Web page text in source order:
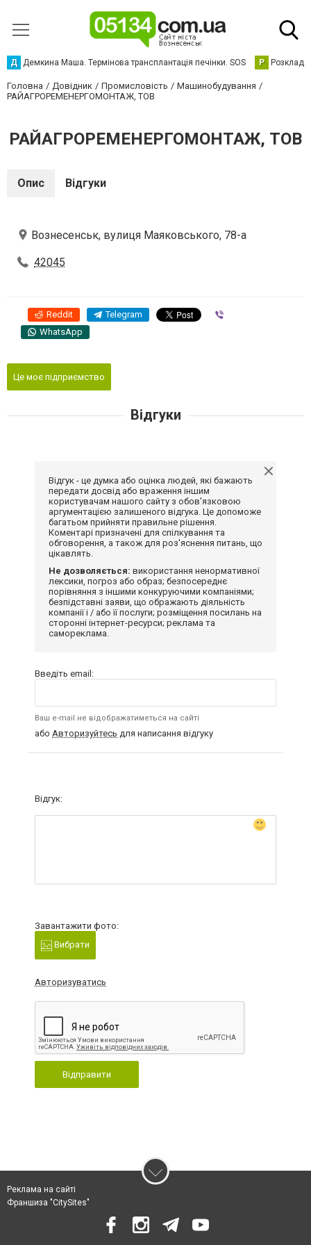
Д Демкина Маша. Термінова трансплантація печінки. SOS Р Розклад
Головна Довідник Промисловість
Машинобудування
РАЙАГРОРЕМЕНЕРГОМОНТАЖ, ТОВ
РАЙАГРОРЕМЕНЕРГОМОНТАЖ, ТОВ
Опис Відгуки
Вознесенськ, вулиця Маяковського, 78-а
42045
Reddit Telegram
WhatsApp
Це моє підприємство
Відгуки
Відгук - це думка або оцінка людей, які бажають
передати досвід або враження іншим
користувачам нашого сайту з обов'язковою
аргументацією залишеного відгука. Це допоможе
багатьом прийняти правильне рішення.
Коментарі призначені для спілкування та
обговорення, а також для роз'яснення питань, що
цікавлять.
Не дозволяється: використання ненормативної
лексики, погроз або образ; безпосереднє
порівняння з іншими конкуруючими компаніями;
безпідставні заяви, що ображають діяльність
компанії і / або її послуги; розміщення посилань на
сторонні інтернет-ресурси; реклама та
самореклама.
Введіть email:
Ваш e-mail не відображатиметься на сайті
або Авторизуйтесь для написання відгуку
Відгук:
Завантажити фото:
Вибрати
Авторизуватись
Відправити
Реклама на сайті
Франшиза "CitySites"